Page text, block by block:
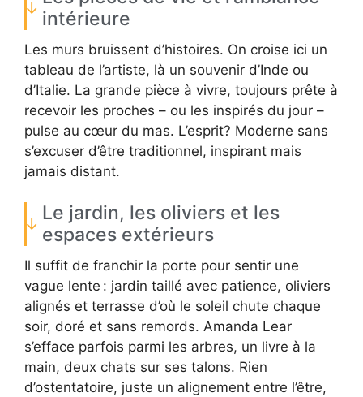
intérieure
Les murs bruissent d’histoires. On croise ici un
tableau de l’artiste, là un souvenir d’Inde ou
d’Italie. La grande pièce à vivre, toujours prête à
recevoir les proches – ou les inspirés du jour –
pulse au cœur du mas. L’esprit? Moderne sans
s’excuser d’être traditionnel, inspirant mais
jamais distant.
Le jardin, les oliviers et les
espaces extérieurs
Il suffit de franchir la porte pour sentir une
vague lente : jardin taillé avec patience, oliviers
alignés et terrasse d’où le soleil chute chaque
soir, doré et sans remords. Amanda Lear
s’efface parfois parmi les arbres, un livre à la
main, deux chats sur ses talons. Rien
d’ostentatoire, juste un alignement entre l’être,